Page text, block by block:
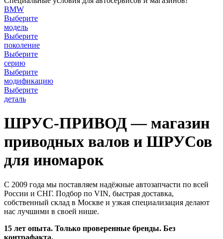
BMW
Выберите
модель
Выберите
поколение
Выберите
серию
Выберите
модификацию
Выберите
деталь
ШРУС-ПРИВОД — магазин
приводных валов и ШРУСов
для иномарок
С 2009 года мы поставляем надёжные автозапчасти по всей
России и СНГ. Подбор по VIN, быстрая доставка,
собственный склад в Москве и узкая специализация делают
нас лучшими в своей нише.
15 лет опыта. Только проверенные бренды. Без
контрафакта.